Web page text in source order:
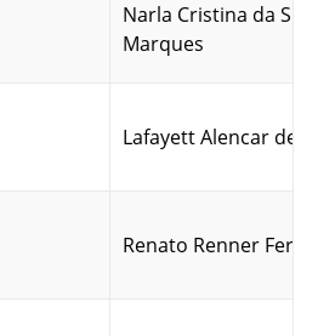
Narla Cristina da
Marques
Lafayett Alencar de
Renato Renner